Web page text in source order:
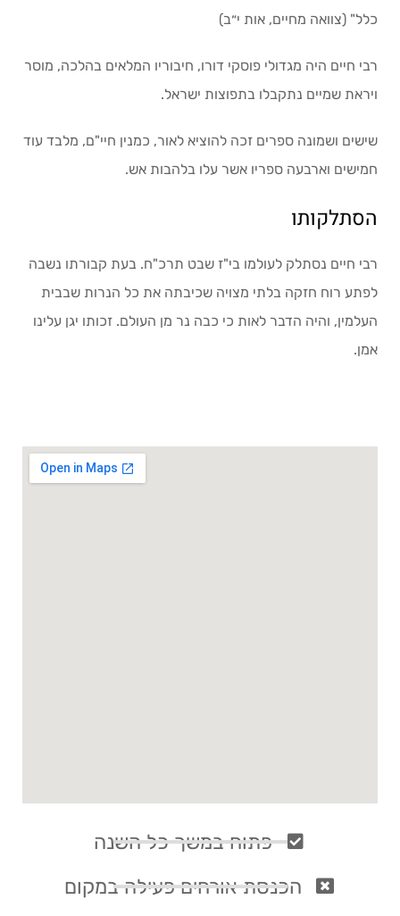
כלל" (צוואה מחיים, אות י״ב)
רבי חיים היה מגדולי פוסקי דורו, חיבוריו המלאים בהלכה, מוסר
ויראת שמיים נתקבלו בתפוצות ישראל.
שישים ושמונה ספרים זכה להוציא לאור, כמנין חיי"ם, מלבד עוד
חמישים וארבעה ספריו אשר עלו בלהבות אש.
הסתלקותו
רבי חיים נסתלק לעולמו בי"ז שבט תרכ"ח. בעת קבורתו נשבה
לפתע רוח חזקה בלתי מצויה שכיבתה את כל הנרות שבבית
העלמין, והיה הדבר לאות כי כבה נר מן העולם. זכותו יגן עלינו
אמן.
פתוח במשך כל השנה
הכנסת אורחים פעילה במקום